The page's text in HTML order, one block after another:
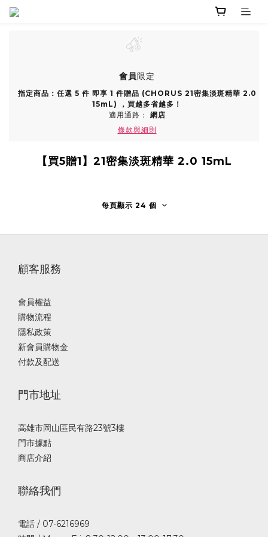
會員限定
指定商品：任選 5 件 即享 1 件贈品 (CHORUS 21密集淡斑精華 2.0
15mL) ，買越多省越多！
適用通路： 網店
條款與細則
【買5贈1】21密集淡斑精華 2.0 15mL
每頁顯示 24 個
顧客服務
會員權益
購物流程
隱私政策
新會員購物金
付款及配送
門市地址
高雄市岡山區民有路23號3樓
門市據點
商店介紹
聯絡我們
電話 / 07-6216969